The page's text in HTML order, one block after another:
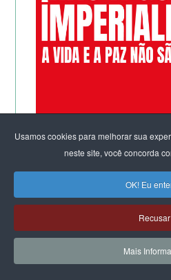
Usamos cookies para melhorar sua
neste site, você concorda
OK! Eu
Recusar
Mais